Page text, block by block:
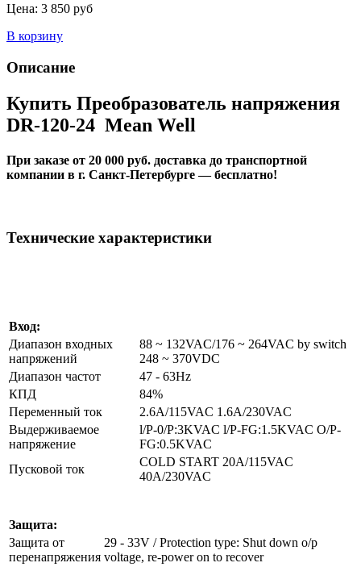
Цена: 3 850 руб
В корзину
Описание
Купить Преобразователь напряжения
DR-120-24 Mean Well
При заказе от 20 000 руб. доставка до транспортной
компании в г. Санкт-Петербурге — бесплатно!
Технические характеристики
Вход:
Диапазон входных
напряжений
88 ~ 132VAC/176 ~ 264VAC by switch
248 ~ 370VDC
Диапазон частот
47 - 63Hz
КПД
84%
Переменный ток
2.6A/115VAC 1.6A/230VAC
Выдерживаемое
напряжение
l/P-0/P:3KVAC l/P-FG:1.5KVAC O/P-
FG:0.5KVAC
Пусковой ток
COLD START 20A/115VAC
40A/230VAC
Защита:
Защита от
перенапряжения
29 - 33V / Protection type: Shut down o/p
voltage, re-power on to recover